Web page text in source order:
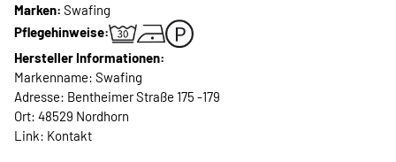
Marken: Swafing
Pflegehinweise:
Hersteller Informationen:
Markenname: Swafing
Adresse: Bentheimer Straße 175 -179
Ort: 48529 Nordhorn
Link: Kontakt